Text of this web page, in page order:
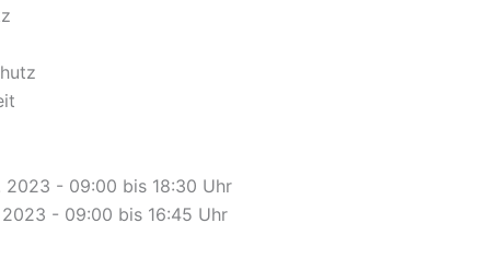
2023 - 09:00 bis 18:30 Uhr
2023 - 09:00 bis 16:45 Uhr